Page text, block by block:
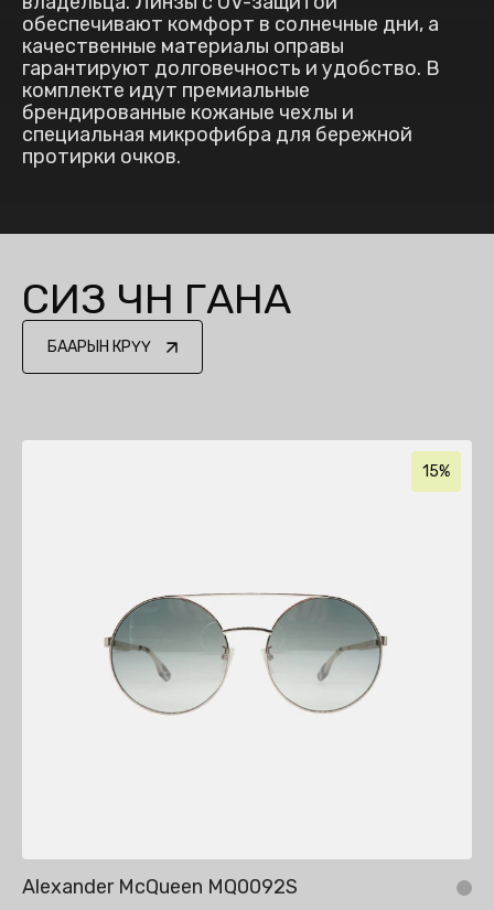
обеспечивают комфорт в солнечные дни, а
качественные материалы оправы
гарантируют долговечность и удобство. В
комплекте идут премиальные
брендированные кожаные чехлы и
специальная микрофибра для бережной
протирки очков.
СИЗ ҮЧҮН ГАНА
БААРЫН КӨРҮҮ
15%
Alexander McQueen MQ0092S